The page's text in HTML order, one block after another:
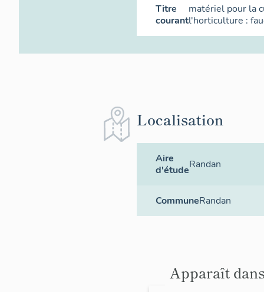
Titre
courant
matériel pour la
l'horticulture :
Localisation
Aire
d'étudeRandan
CommuneRandan
Apparaît